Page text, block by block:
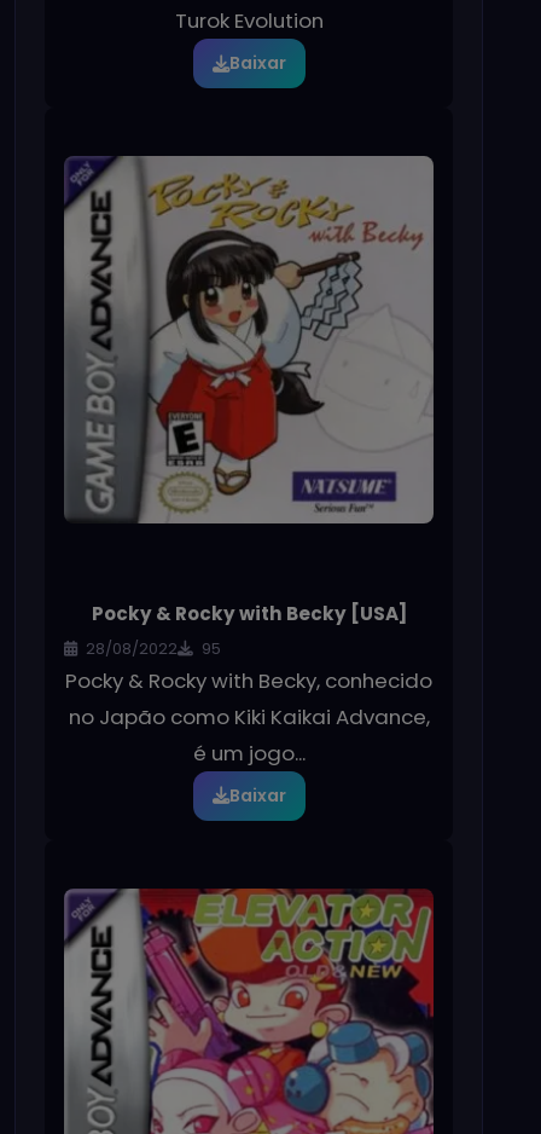
Turok Evolution
Baixar
Pocky & Rocky with Becky [USA]
28/08/2022 95
Pocky & Rocky with Becky, conhecido
no Japão como Kiki Kaikai Advance,
é um jogo...
Baixar